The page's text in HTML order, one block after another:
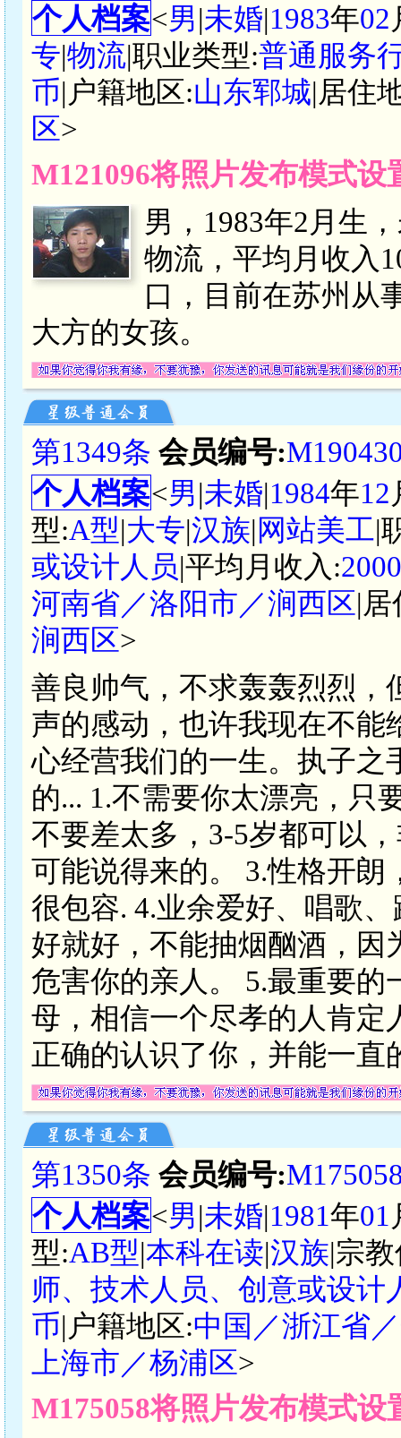
个人档案<男|未婚|1983年02
专|物流|职业类型:普通服务
币|户籍地区:山东郓城|居住
区>
M121096将照片发布模式
男，1983年2月生
物流，平均月收入
口，目前在苏州从
大方的女孩。
第1349条 会员编号:
个人档案<男|未婚|1984年12
型:A型|大专|汉族|网站美工|
或设计人员|平均月收入:
河南省／洛阳市／涧西区|居
涧西区>
善良帅气，不求轰轰烈烈，
声的感动，也许我现在不能
心经营我们的一生。执子之
的... 1.不需要你太漂亮，只
不要差太多，3-5岁都可以
可能说得来的。 3.性格开
很包容. 4.业余爱好、唱歌
好就好，不能抽烟酗酒，因
危害你的亲人。 5.最重要
母，相信一个尽孝的人肯定
正确的认识了你，并能一直
第1350条 会员编号:
个人档案<男|未婚|1981年01
型:AB型|本科在读|汉族|宗
师、技术人员、创意或设计
币|户籍地区:中国／浙江省
上海市／杨浦区>
M175058将照片发布模式